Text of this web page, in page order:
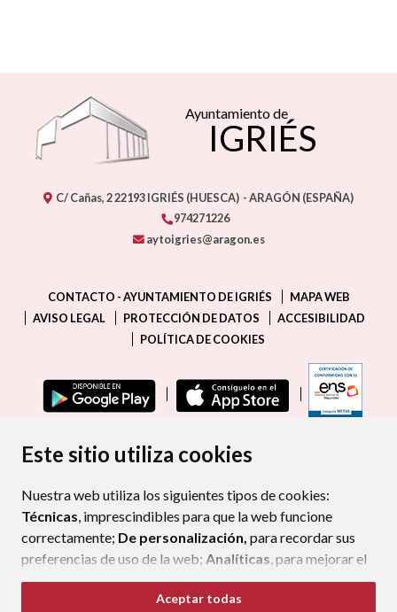
Este sitio utiliza cookies
Nuestra web utiliza los siguientes tipos de cookies:
Técnicas, imprescindibles para que la web funcione
correctamente; De personalización, para recordar sus
preferencias de uso de la web; Analíticas, para mejorar el
funcionamiento de la web y sus servicios.
Aceptar todas
Ayuntamiento de
IGRIÉS
C/ Cañas, 222193IGRIÉS (HUESCA) - ARAGÓN (ESPAÑA)
974271226
aytoigries@aragon.es
CONTACTO - AYUNTAMIENTO DE IGRIÉS
MAPA WEB
AVISO LEGAL
PROTECCIÓN DE DATOS
ACCESIBILIDAD
POLÍTICA DE COOKIES